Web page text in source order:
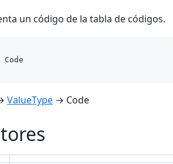
un código de la tabla de códigos.
ValueType → Code